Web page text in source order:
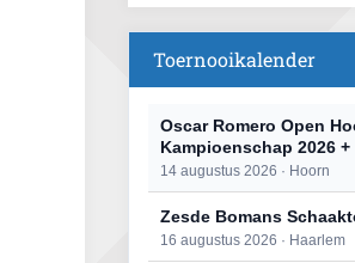
Toernooikalender
Oscar Romero Open
Kampioenschap 2026 +
14 augustus 2026 · Hoorn
Zesde Bomans
16 augustus 2026 · Haarlem